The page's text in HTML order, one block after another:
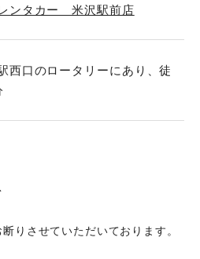
ンタカー 米沢駅前店
西口のロータリーにあり、徒
りさせていただいております。